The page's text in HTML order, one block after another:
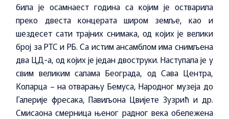
била је осамнаест година са којим је остварила
преко двеста концерата широм земље, као и
шездесет сати трајних снимака, од којих је велики
број за РТС и РБ. Са истим ансамблом има снимљена
два ЦД-а, од којих је један двоструки. Наступала је у
свим великим салама Београда, од Сава Центра,
Коларца – на отварању Бемуса, Народног музеја до
Галерије фресака, Павиљона Цвијете Зузрић и др.
Смисаона смерница њеног радног века обележена